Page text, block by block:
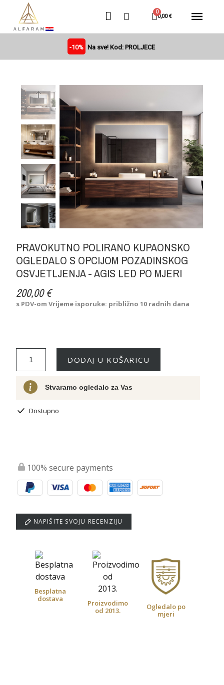
0,00 €
-10% Na sve! Kod: PROLJECE
PRAVOKUTNO POLIRANO KUPAONSKO
OGLEDALO S OPCIJOM POZADINSKOG
OSVJETLJENJA - AGIS LED PO MJERI
200,00 €
s PDV-omVrijeme isporuke: približno 10 radnih dana
DODAJ U KOŠARICU
Stvaramo ogledalo za Vas
Dostupno
100% secure payments
NAPIŠITE SVOJU RECENZIJU
Besplatna
dostava
Proizvodimo
od 2013.
Ogledalo po
mjeri